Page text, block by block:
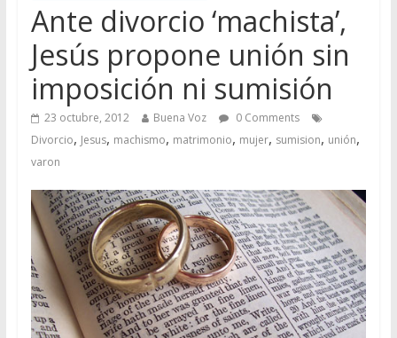
Ante divorcio ‘machista’,
Jesús propone unión sin
imposición ni sumisión
23 octubre, 2012 Buena Voz
0 Comments
Divorcio, Jesus, machismo, matrimonio, mujer, sumision, unión,
varon